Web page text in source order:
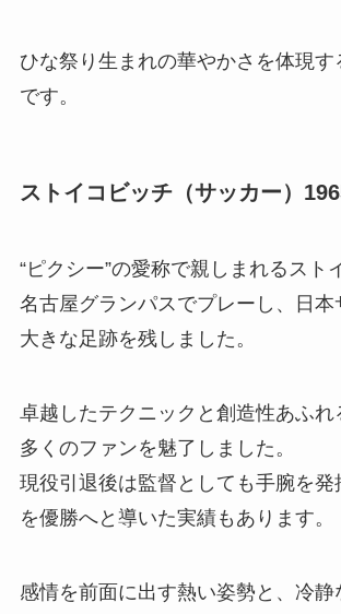
ひな祭り生まれの華やかさを体現す
です。
ストイコビッチ（サッカー）
“ピクシー”の愛称で親しまれるスト
名古屋グランパスでプレーし、日本
大きな足跡を残しました。
卓越したテクニックと創造性あふれ
多くのファンを魅了しました。
現役引退後は監督としても手腕を発
を優勝へと導いた実績もあります。
感情を前面に出す熱い姿勢と、冷静